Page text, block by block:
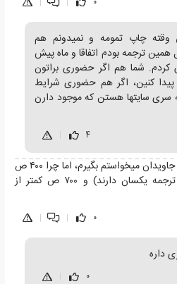
0
|
|
چاپ تمومه و نمیدونم هم
همین ترجمه بودم اتفاقا و ماه پیش
کردم. شما هم اگر حضوری براتون
کنین، اگر هم حضوری شرایط
سری سایتها هستن که موجود دارن
4
عزیزان بنده کتاب رو از انتشارات جاویدان میخواستم بگیرم، اما چرا ۴۰۰ ص
کمتره نسبت به امیر کبیر (که ترجمه یکسان دارند) و ۷۰۰ ص کمتر از
0
|
|
داره
0